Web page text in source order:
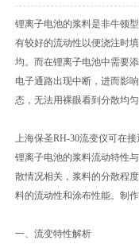
锂离子电池的浆料是非牛顿
有较好的流动性以便浇注时
均。而在锂离子电池中需要
电子通路出现中断，进而影
态，无法用裸眼看到分散均
上海保圣RH-30流变仪可在
锂离子电池的浆料流动特性
散情况相关，浆料的分散程
料的流动性和涂布性能。制
一、流变特性解析